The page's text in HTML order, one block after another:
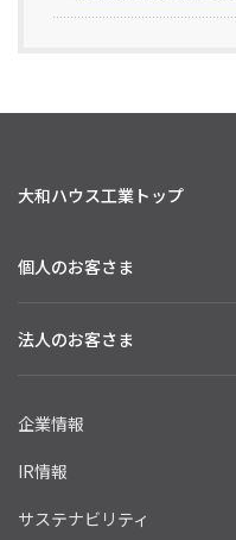
大和ハウス工業トップ
個人のお客さま
法人のお客さま
企業情報
IR情報
サステナビリティ